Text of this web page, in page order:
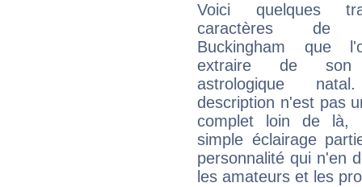
Voici quelques
caractères de
Buckingham que
extraire de son
astrologique
description n'est pas
complet loin de là,
simple éclairage
personnalité qui n'en
les amateurs et les